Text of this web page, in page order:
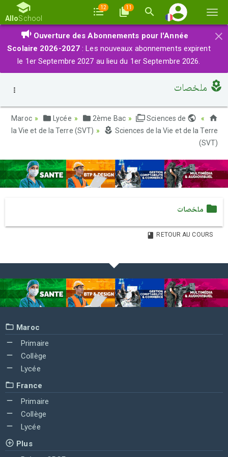
la
AlloSchool
12 11
×
Ouverture des Abonnements pour l'Année
Scolaire 2026-2027 : Les nouveaux abonnements expirent
le 1er Septembre 2027 au lieu du 1er Septembre 2026.
ملخصات
Lycée 2ème Bac
Sciences de
la Vie et de la Terre (SVT)
Sciences de la Vie et de la Terre
(SVT)
ملخصات
RETOUR AU COURS
Maroc
Primaire
Collège
Lycée
France
Primaire
Collège
Lycée
Plus